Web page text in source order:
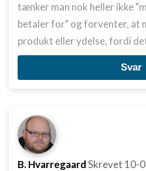
tænker man nok heller ikke
betaler for" og forventer, at
produkt eller ydelse, fordi
Svar
B. HvarregaardSkrevet 10-